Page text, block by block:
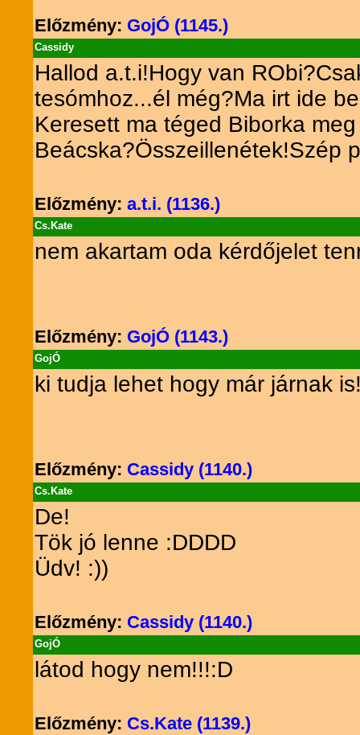
Előzmény: GojÓ (1145.)
Cassidy
Hallod a.t.i!Hogy van
tesómhoz...él még?Ma irt ide
Keresett ma téged Biborka
Beácska?Összeillenétek!Szép
Előzmény:a.t.i. (1136.)
Cs.Kate
nem akartam oda kérdőjelet
Előzmény: GojÓ (1143.)
GojÓ
ki tudja lehet hogy már járnak
Előzmény: Cassidy (1140.)
Cs.Kate
De!
Tök jó lenne :DDDD
Üdv! :))
Előzmény: Cassidy (1140.)
GojÓ
látod hogy nem!!!:D
Előzmény: Cs.Kate (1139.)